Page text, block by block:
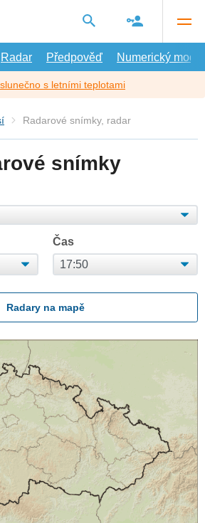
Radar Předpověď Numerický model
s letními teplotami
Radarové snímky, radar
snímky
Čas
Radary na mapě